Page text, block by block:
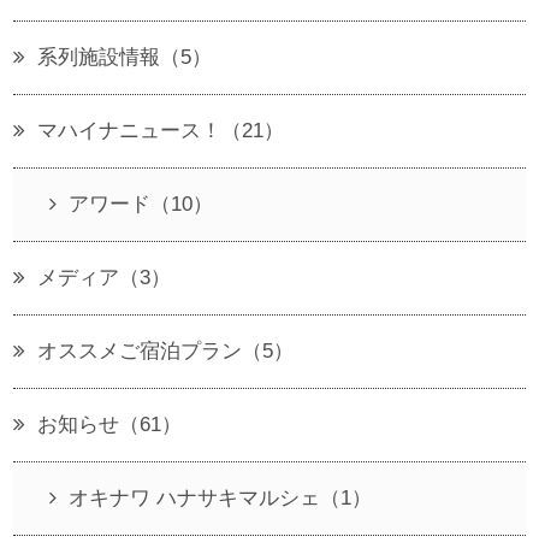
系列施設情報（5）
マハイナニュース！（21）
アワード（10）
メディア（3）
オススメご宿泊プラン（5）
お知らせ（61）
オキナワ ハナサキマルシェ（1）